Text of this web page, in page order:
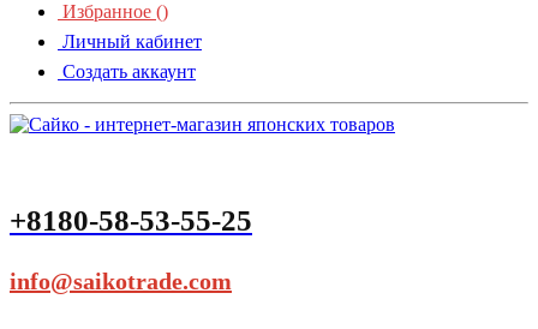
Избранное ()
Личный кабинет
Создать аккаунт
+8180-58-53-55-25
info@saikotrade.com